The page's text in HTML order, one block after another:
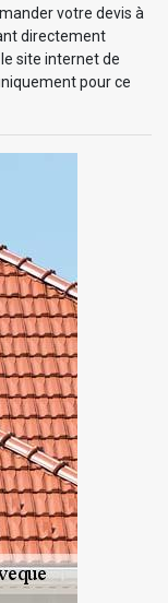
votre devis à
directement
site internet de
pour ce